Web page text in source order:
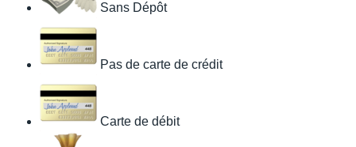
Sans Dépôt
Pas de carte de crédit
Carte de débit